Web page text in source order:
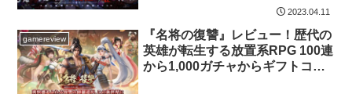
2023.04.11
gamereview
『名将の復讐』レビュー！歴代の
英雄が転生する放置系RPG 100連
から1,000ガチャからギフトコー